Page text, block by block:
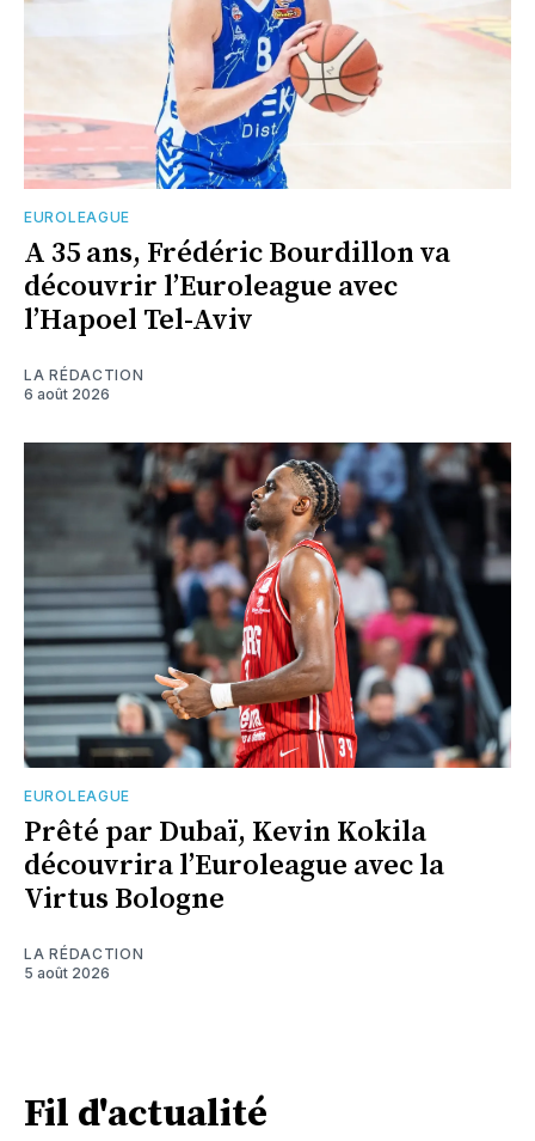
EUROLEAGUE
A 35 ans, Frédéric Bourdillon va
découvrir l’Euroleague avec
l’Hapoel Tel-Aviv
LA RÉDACTION
6 août 2026
EUROLEAGUE
Prêté par Dubaï, Kevin Kokila
découvrira l’Euroleague avec la
Virtus Bologne
LA RÉDACTION
5 août 2026
Fil d'actualité